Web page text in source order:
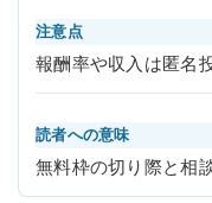
注意点
報酬率や収入は匿名
読者への意味
無料枠の切り際と相